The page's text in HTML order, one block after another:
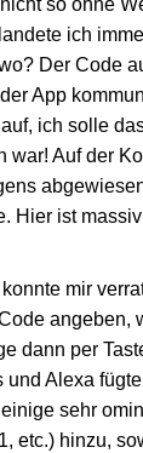
ich
Der Code
App
ich solle
Auf der
Hier ist
mir
angeben,
dann per
Alexa
sehr
etc.) hinzu,